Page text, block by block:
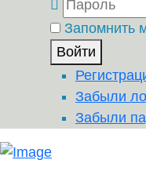
Запомнить
Войти
Забыли
Забыли